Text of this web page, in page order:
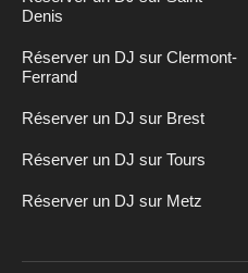
Denis
Réserver un DJ sur Clermont-
Ferrand
Réserver un DJ sur Brest
Réserver un DJ sur Tours
Réserver un DJ sur Metz